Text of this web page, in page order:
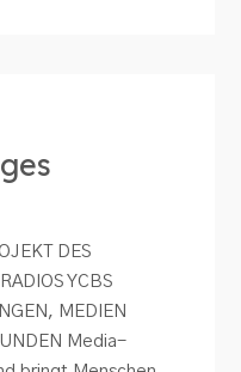
DES
YCBS
MEDIEN
Media-